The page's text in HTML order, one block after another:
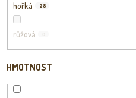
hořká 28
růžová 0
HMOTNOST